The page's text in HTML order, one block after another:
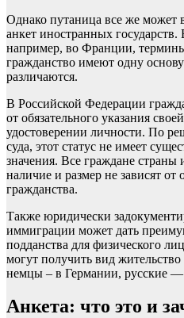
Однако путаница все же может
анкет иностранных
например, во Франции,
гражданство имеют одну
различаются.
В Российской Федерации
от обязательного указания
удостоверении личности. По
суда, этот статус не имеет
значения. Все граждане
наличие и размер не зависят
гражданства.
Также юридически
иммиграции может дать
подданства для физического
могут получить вид
немцы – в Германии, русские
Анкета: что это и